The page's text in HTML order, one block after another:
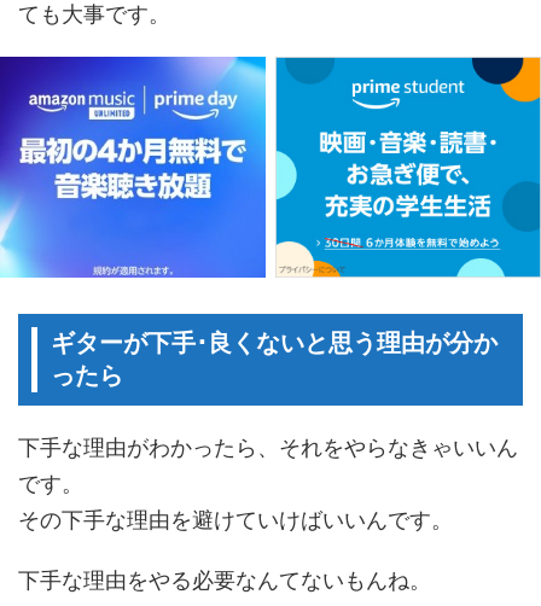
ても大事です。
ギターが下手･良くないと思う理由が分か
ったら
下手な理由がわかったら、それをやらなきゃいいん
です。
その下手な理由を避けていけばいいんです。
下手な理由をやる必要なんてないもんね。